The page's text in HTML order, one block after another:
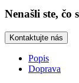
Nenašli ste, čo
Kontaktujte nás
Popis
Doprava